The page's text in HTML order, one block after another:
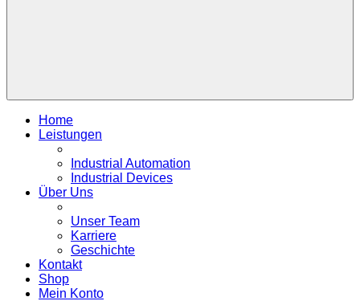
Home
Leistungen
Industrial Automation
Industrial Devices
Über Uns
Unser Team
Karriere
Geschichte
Kontakt
Shop
Mein Konto